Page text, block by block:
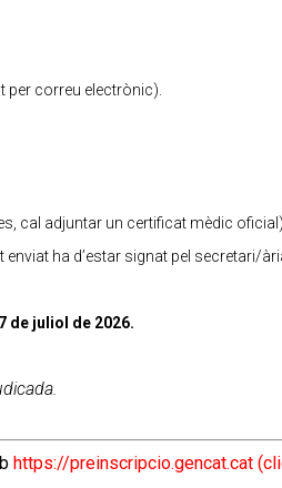
per correu electrònic).
cal adjuntar un certificat mèdic oficial).
ha d’estar signat pel secretari/
7 de juliol de 2026.
https://preinscripcio.gencat.cat